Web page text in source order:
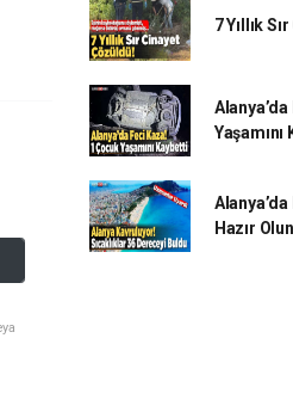
7 Yıllık
Yaşamını
Hazır